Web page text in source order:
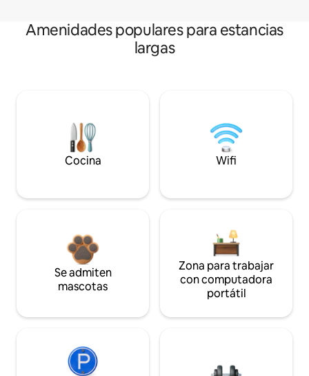
Amenidades populares para estancias
largas
Cocina Wifi
Se admiten
mascotas
Zona para trabajar
con computadora
portátil